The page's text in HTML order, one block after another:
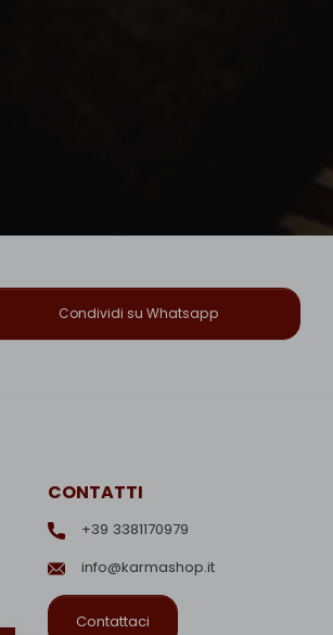
Condividi su Whatsapp
CONTATTI
+39 3381170979
info@karmashop.it
Contattaci